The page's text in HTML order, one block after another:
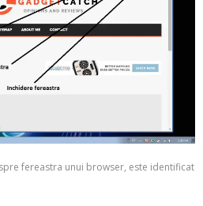
fereastra unui browser, este identificat